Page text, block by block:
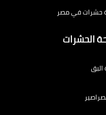
حشرات في مصر
الحشرات